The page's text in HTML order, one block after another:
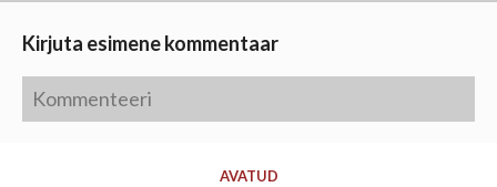
Kirjuta esimene kommentaar
AVATUD